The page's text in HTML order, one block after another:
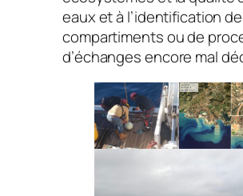
eaux et à l’identification de
compartiments ou de
d’échanges encore mal